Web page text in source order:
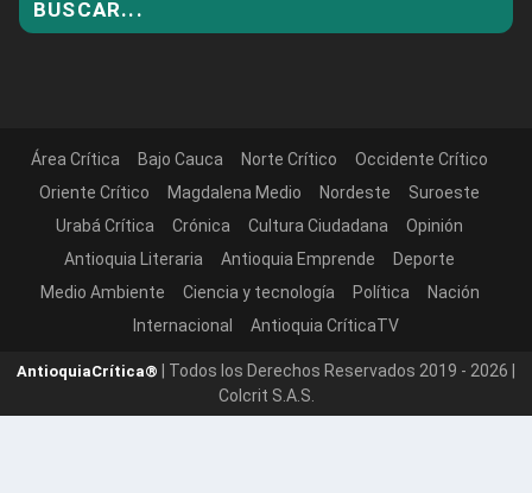
Área Crítica Bajo Cauca Norte Crítico
Occidente Crítico
Oriente Crítico
Magdalena Medio Nordeste
Suroeste
Urabá Crítica
Crónica Cultura Ciudadana
Opinión
Antioquia Literaria
Antioquia Emprende
Deporte
Medio Ambiente
Ciencia y tecnología Política
Nación
Internacional
Antioquia CríticaTV
AntioquiaCrítica® | Todos los Derechos Reservados 2019 - 2026 |
Colcrit S.A.S.